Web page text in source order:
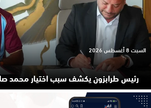
رئيس طرابزون يكشف سبب اختيار محمد
السبت 8 أغسطس 2026